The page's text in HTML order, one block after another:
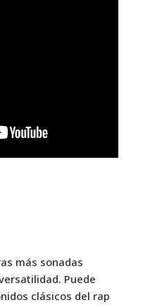
más sonadas
Puede
clásicos del rap